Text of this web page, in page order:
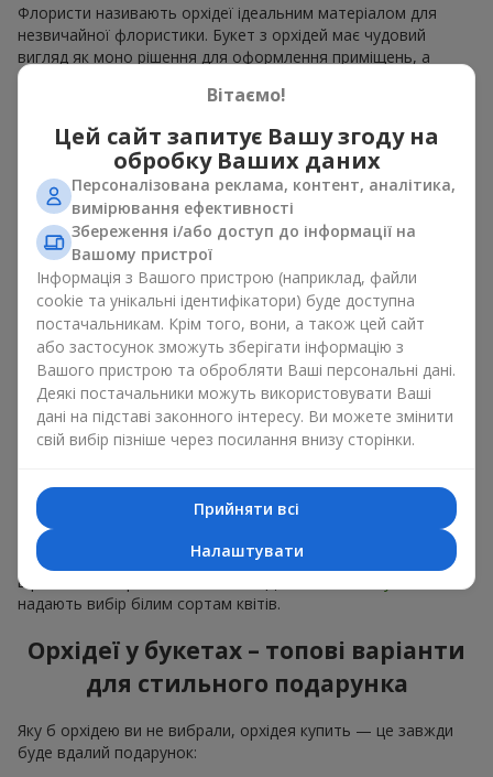
Флористи називають орхідеї ідеальним матеріалом для
незвичайної флористики. Букет з орхідей має чудовий
вигляд як моно рішення для оформлення приміщень, а
також як варіант міксу з іншими квітами, що зберігає свою
виразність у будь-якому форматі. Завдяки своїй структурі
орхідея дозволяє створювати композиції у класичному,
мінімалістичному або сучасному стилі. Букет з орхідей
виглядає ефектно як у камерних, так і в масштабних
роботах, а її розкішні суцвіття легко стають центральним
елементом композиції букет з орхідей. Залежно від
оформлення і сорту рослин різниться на орхідеї ціна.
Зважайте на це перш ніж замовити букет з орхідей.
Кому дарують орхідеї?
Букет з орхідей універсальний і може підійти будь-кому. Їх
даруютькоханим жінками,мамі,дівчині, дружині, сестрі,
подрузі, колезіабобізнес-партнеру. Сьогодні можна орхідеї
купити недорого, а тому шансів зробити бажаний
подарунок стає ще більше.
особливої події: річниць,
побачень днів народження
навіть
.
Для романтики обирають ніжну екзотику — букет з орхідей
в рожевих та фіолетових тонах. Для
надають вибір білим сортам квітів.
Орхідеї у букетах – топові варіанти
для стильного подарунка
Яку б орхідею ви не вибрали, орхідея купить — це завжди
буде вдалий подарунок:
Вітаємо!
Цей сайт запитує Вашу згоду на
обробку Ваших даних
Персоналізована реклама, контент, аналітика,
вимірювання ефективності
Збереження і/або доступ до інформації на
Вашому пристрої
Інформація з Вашого пристрою (наприклад, файли
cookie та унікальні ідентифікатори) буде доступна
постачальникам. Крім того, вони, а також цей сайт
або застосунок зможуть зберігати інформацію з
Вашого пристрою та обробляти Ваші персональні дані.
Деякі постачальники можуть використовувати Ваші
дані на підставі законного інтересу. Ви можете змінити
свій вибір пізніше через посилання внизу сторінки.
Прийняти всі
Налаштувати